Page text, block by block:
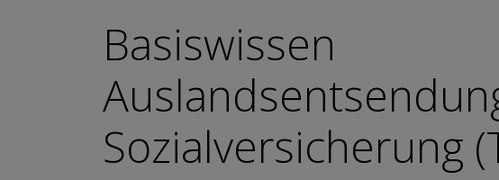
Basiswissen
Sozialversicherung